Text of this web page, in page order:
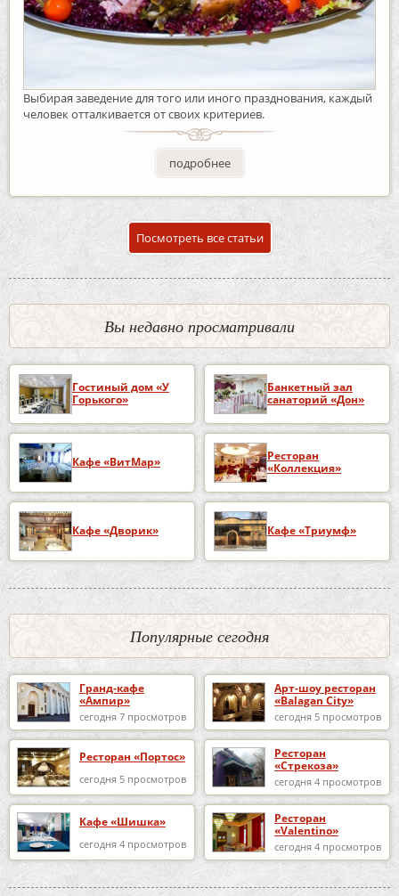
Выбирая заведение для того или иного празднования, каждый
человек отталкивается от своих критериев.
подробнее
Посмотреть все статьи
Вы недавно просматривали
Гостиный дом «У
Горького»
Банкетный зал
санаторий «Дон»
Кафе «ВитМар»
Ресторан
«Коллекция»
Кафе «Дворик» Кафе «Триумф»
Популярные сегодня
Гранд-кафе
«Ампир»
сегодня 7 просмотров
Арт-шоу ресторан
«Balagan City»
сегодня 5 просмотров
Ресторан «Портос»
сегодня 5 просмотров
Ресторан
«Стрекоза»
сегодня 4 просмотров
Кафе «Шишка»
сегодня 4 просмотров
Ресторан
«Valentino»
сегодня 4 просмотров